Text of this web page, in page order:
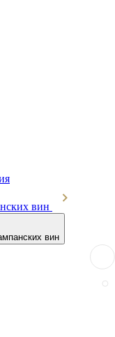
вин
вин